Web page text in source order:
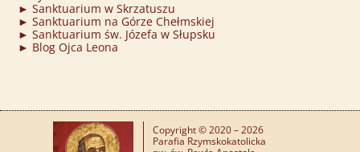
► Sanktuarium w Skrzatuszu
► Sanktuarium na Górze Chełmskiej
► Sanktuarium św. Józefa w Słupsku
► Blog Ojca Leona
Copyright © 2020 – 2026
Parafia Rzymskokatolicka